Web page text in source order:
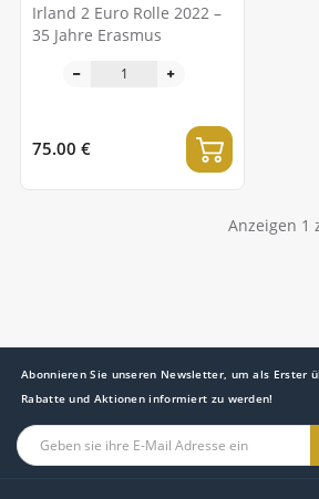
Irland 2 Euro Rolle 2022 –
35 Jahre Erasmus
75.00 €
Anzeigen 1
Abonnieren Sie unseren Newsletter, um als Erster
Rabatte und Aktionen informiert zu werden!